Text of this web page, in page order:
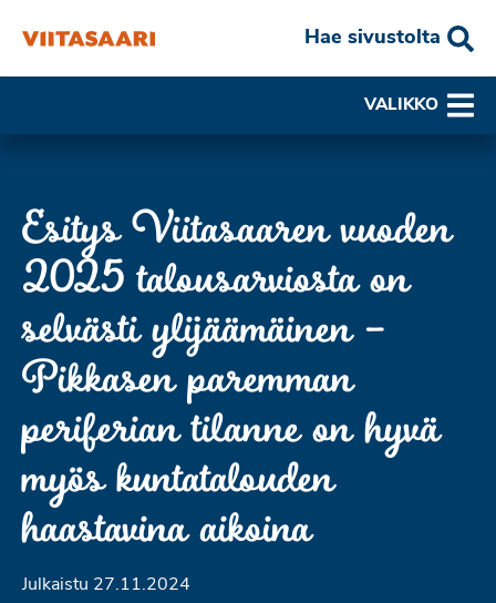
Hae sivustolta
VALIKKO
Esitys Viitasaaren vuoden
2025 talousarviosta on
selvästi ylijäämäinen –
Pikkasen paremman
periferian tilanne on hyvä
myös kuntatalouden
haastavina aikoina
Julkaistu 27.11.2024